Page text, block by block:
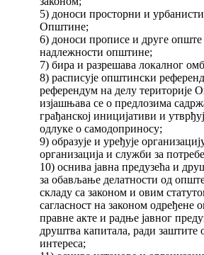
5) доноси просторни и
Општине;
6) доноси прописе и друге опште
надлежности општине;
7) бира и разрешава локалног
8) расписује општински
референдум на делу територије
изјашњава се о предлозима
грађанској иницијативи и
одлуке о самодоприносу;
9) образује и уређује
организација и служби за
10) оснива јавна предузећа и
за обављање делатности од
складу са законом и овим
сагласност на законом одређене
правне акте и радње јавног
друштва капитала, ради заштите
интереса;